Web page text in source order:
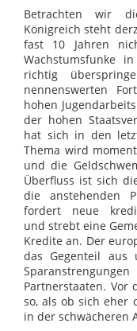
Betrachten wir
Königreich steht
fast 10 Jahren
Wachstumsfunke
richtig
nennenswerten
hohen
der hohen
hat sich in den
Thema wird
und die
Überfluss ist sich
die anstehenden
fordert neue
und strebt eine
Kredite an. Der
das Gegenteil aus
Partnerstaaten. Vor
so, als ob sich eher
in der schwächeren